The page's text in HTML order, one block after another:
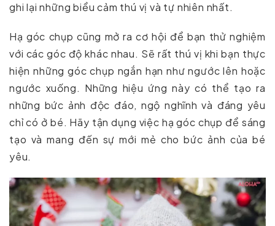
ghi lại những biểu cảm thú vị và tự nhiên nhất.
Hạ góc chụp cũng mở ra cơ hội để bạn thử nghiệm
với các góc độ khác nhau. Sẽ rất thú vị khi bạn thực
hiện những góc chụp ngắn hạn như ngước lên hoặc
ngước xuống. Những hiệu ứng này có thể tạo ra
những bức ảnh độc đáo, ngộ nghĩnh và đáng yêu
chỉ có ở bé. Hãy tận dụng việc hạ góc chụp để sáng
tạo và mang đến sự mới mẻ cho bức ảnh của bé
yêu.